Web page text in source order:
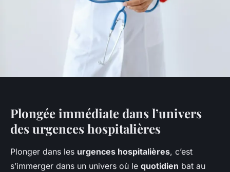
Plongée immédiate dans l’univers
des urgences hospitalières
Plonger dans les urgences hospitalières, c’est
s’immerger dans un univers où le quotidien bat au